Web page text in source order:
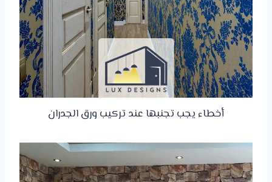
أخطاء يجب تجنبها عند تركيب ورق الجدران